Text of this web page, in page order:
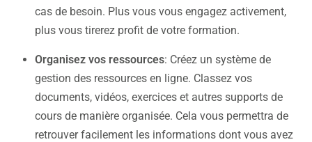
cas de besoin. Plus vous vous engagez activement,
plus vous tirerez profit de votre formation.
Organisez vos ressources: Créez un système de
gestion des ressources en ligne. Classez vos
documents, vidéos, exercices et autres supports de
cours de manière organisée. Cela vous permettra de
retrouver facilement les informations dont vous avez